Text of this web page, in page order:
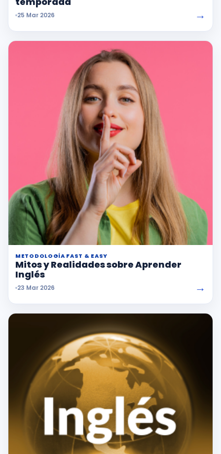
25 Mar 2026 →
METODOLOGÍA FAST & EASY
Mitos y Realidades sobre Aprender
Inglés
23 Mar 2026 →